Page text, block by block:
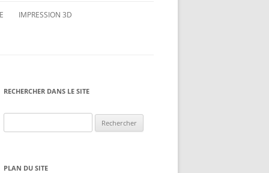
IMPRESSION 3D
NOS RÉALISATIONS EN 3D
IMPRESSION 3D DU NET
RECHERCHER DANS LE SITE
PLAN DU SITE